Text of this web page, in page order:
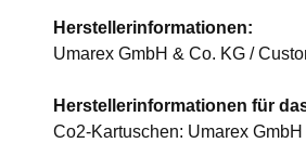
Herstellerinformationen:
Umarex GmbH & Co. KG /
Herstellerinformationen für
Co2-Kartuschen: Umarex